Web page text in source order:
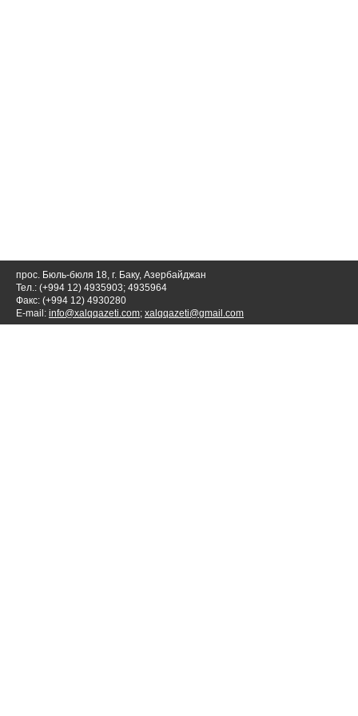
прос. Бюль-бюля 18, г. Баку, Азербайджан
Тел.: (+994 12) 4935903; 4935964
Факс: (+994 12) 4930280
E-mail: info@xalqqazeti.com; xalqqazeti@gmail.com